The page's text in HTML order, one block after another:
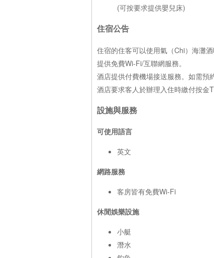
(可按要求提供嬰兒床)
住宿公告
住宿的住客可以使用氣（Chi）海灘
提供免費Wi-Fi/互聯網服務。
酒店提供付費機場接送服務。如需預
酒店要求客人於辦理入住時繳付按金
設施與服務
可使用語言
英文
網路服務
客房皆有免費Wi-Fi
休閒娛樂設施
小艇
潛水